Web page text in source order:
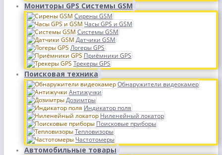
Мониторы GPS Системы GSM
Сирены GSM
Часы GPS и GSM
Системы GSM
Датчики GSM
Логеры GPS
Приёмники GPS
Трекеры GPS
Поисковая техника
Обнаружители видеокамер
Антижучки
Дозимтры
Индикатор поля
Ниленейный локатор
Поисковые приборы
Тепловизоры
Частотомеры
Автомобильные товары